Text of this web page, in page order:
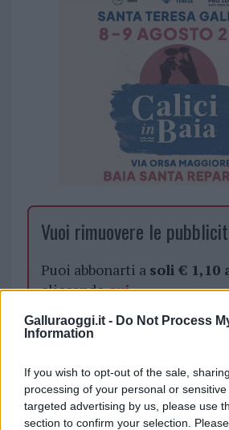
Galluraoggi.it - Do Not Process
Information
If you wish to opt-out of the sale,
processing of your personal or
targeted advertising by us, please use
section to confirm your selection.
Vuoi rimuovere le
Puoi abbonarti a soli € 1,10
cliccandoqui
Sei già abbonato?
Puoi effettuare l'accesso
sezione Logindal menù del
cliccandoqui